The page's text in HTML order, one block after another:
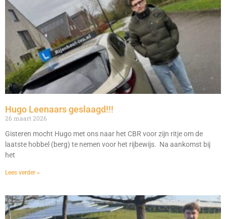
Hugo Leenaars geslaagd!!!
26 maart 2026
Gisteren mocht Hugo met ons naar het CBR voor zijn ritje om de
laatste hobbel (berg) te nemen voor het rijbewijs. Na aankomst bij
het
Lees verder »